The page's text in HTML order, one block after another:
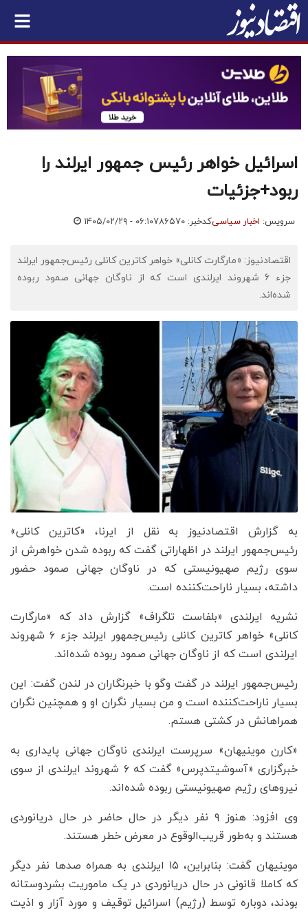
اسرائیل خواهر رئیس جمهور ایرلند را
ربود+جزئیات
سرویس: اخبار سیاسیکدخبر: ۷۸۶۵۷۰ ۱۴۰۵/۰۲/۲۹ - ۰۶:۱۰
اقتصادنیوز: «مارگارت کانلی» خواهر کاترین کانلی رئیس‌جمهور ایرلند
جزء ۶ شهروند ایرلندی است که از ناوگان جهانی صمود ربوده
شده‌اند.
به گزارش اقتصادنیوز به نقل از ایرنا، «کاترین کانلی»
رئیس‌جمهور ایرلند در اظهاراتی گفت که ربوده شدن خواهرش از
سوی رژیم صهیونیستی که در ناوگان جهانی صمود حضور
داشته، بسیار ناراحت‌کننده است.
نشریه ایرلندی «بلفاست تلگراف» گزارش داد که «مارگارت
کانلی» خواهر کاترین کانلی رئیس‌جمهور ایرلند جزء ۶ شهروند
ایرلندی است که از ناوگان جهانی صمود ربوده شده‌اند.
رئیس‌جمهور ایرلند در گفت‌ وگو با خبرنگاران در لندن گفت: این
بسیار ناراحت‌کننده است و من بسیار نگران او و همچنین نگران
همراهانش در کشتی هستم.
«کارن موینیهان» سرپرست ایرلندی ناوگان جهانی پایداری به
خبرگزاری «آسوشیتدپرس» گفت که ۶ شهروند ایرلندی از سوی
نیروهای رژیم صهیونیستی ربوده شده‌اند.
وی افزود: هنوز ۹ نفر دیگر در حال حاضر در حال دریانوردی
هستند و به‌طور قریب‌الوقوع در معرض خطر هستند.
موینیهان گفت: بنابراین، ۱۵ ایرلندی به همراه صدها نفر دیگر
که کاملا قانونی در حال دریانوردی در یک ماموریت بشردوستانه
بودند، دوباره توسط (رژیم) اسرائیل توقیف و مورد آزار و اذیت